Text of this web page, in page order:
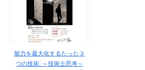
能力を最大化するたった３
つの技術: ～技術士思考～